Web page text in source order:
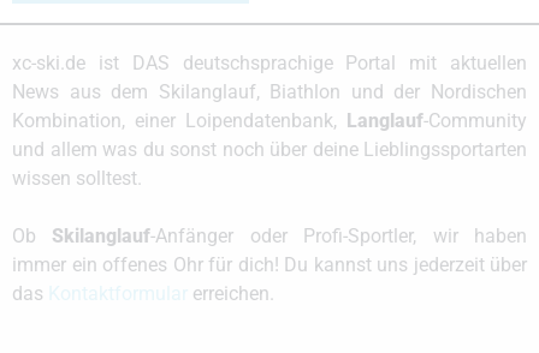
xc-ski.de ist DAS deutschsprachige Portal mit aktuellen
News aus dem Skilanglauf, Biathlon und der Nordischen
Kombination, einer Loipendatenbank,
Langlauf-Community
und allem was du sonst noch über deine Lieblingssportarten
wissen solltest.
Ob Skilanglauf-Anfänger oder Profi-Sportler, wir haben
immer ein offenes Ohr für dich! Du kannst uns jederzeit über
das
erreichen.